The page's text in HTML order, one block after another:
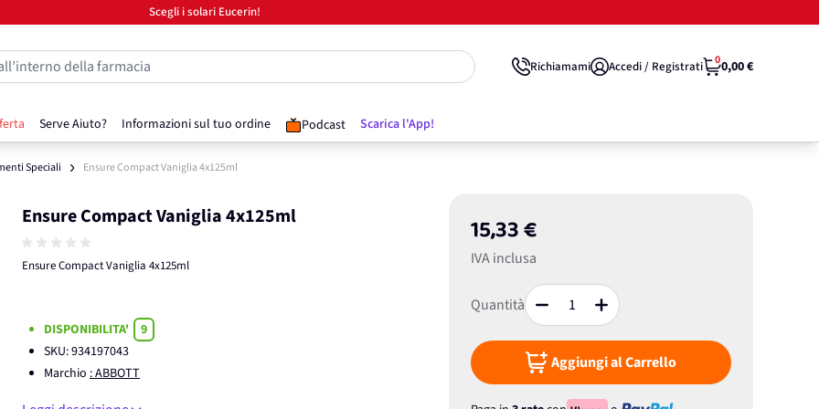
Scegli i solari Eucerin!
Serve Aiuto? Informazioni sul tuo ordine Podcast Scarica l'App!
della farmacia Richiamami Accedi / Registrati 00,00 €
Speciali Ensure Compact Vaniglia 4x125ml
Ensure Compact Vaniglia 4x125ml
Ensure Compact Vaniglia 4x125ml
15,33 €
IVA inclusa
Quantità
Aggiungi al Carrello
DISPONIBILITA'
9
SKU:934197043
Marchio : ABBOTT